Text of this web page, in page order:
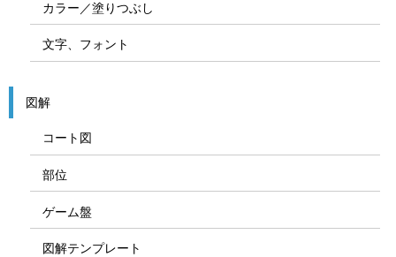
カラー／塗りつぶし
文字、フォント
図解
コート図
部位
ゲーム盤
図解テンプレート